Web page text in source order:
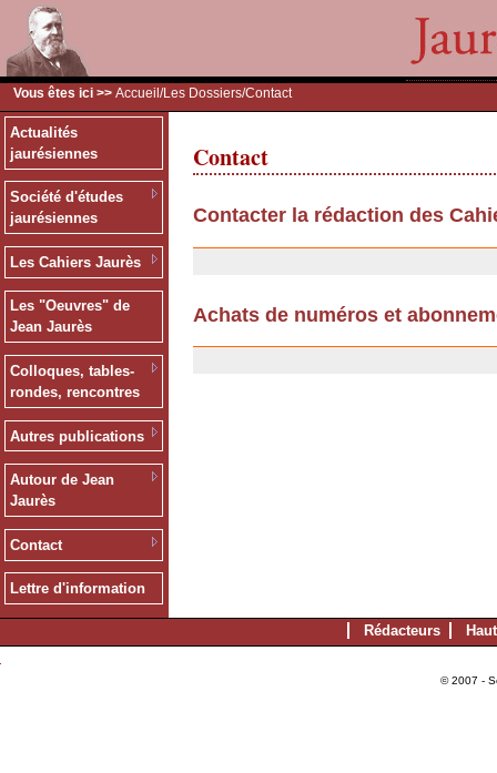
Vous êtes ici >> Accueil /Les Dossiers/Contact
Actualités
jaurésiennes
Société d'études
jaurésiennes
Les Cahiers Jaurès
Les "Oeuvres" de
Jean Jaurès
Colloques, tables-
rondes, rencontres
Autres publications
Autour de Jean
Jaurès
Contact
Lettre d'information
Contact
Contacter la rédaction des
Achats de numéros et
Rédacteurs
© 2007 -